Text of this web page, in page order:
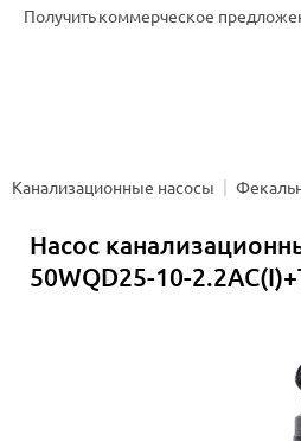
Получитькоммерческое
Канализационные насосы
Насос
50WQD25-10-